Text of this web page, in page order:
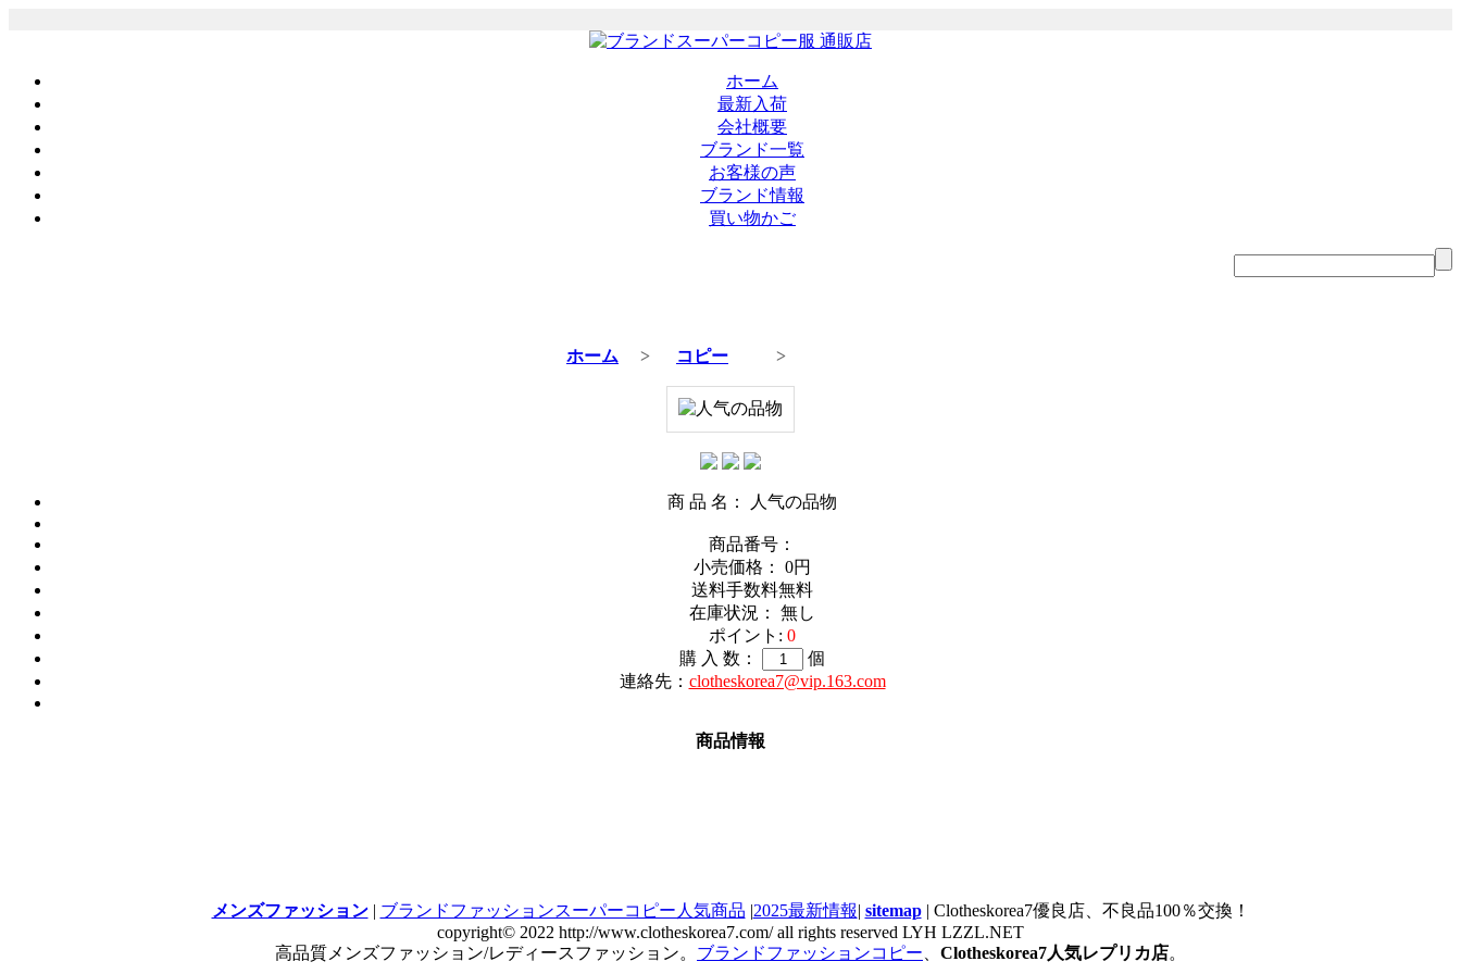
ホーム
最新入荷
会社概要
ブランド一覧
お客様の声
ブランド情報
買い物かご
ホーム > コピー >
商 品 名： 人气の品物
商品番号：
小売価格： 0円
送料手数料無料
在庫状況： 無し
ポイント: 0
購 入 数：
個
連絡先： clotheskorea7@vip.163.com
商品情報
メンズファッション| ブランドファッションスーパーコピー人気商品 |2025最新情報| sitemap| Clotheskorea7優良店、不良品100％交換！
copyright© 2022 http://www.clotheskorea7.com/ all rights reserved LYH LZZL.NET
高品質メンズファッション/レディースファッション。 ブランドファッションコピー Clotheskorea7人気レプリカ店。